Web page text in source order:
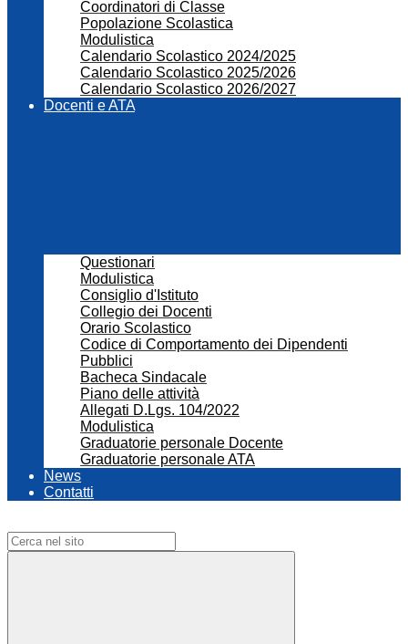
Coordinatori di Classe
Popolazione Scolastica
Modulistica
Calendario Scolastico 2024/2025
Calendario Scolastico 2025/2026
Calendario Scolastico 2026/2027
Docenti e ATA
Questionari
Modulistica
Consiglio d'Istituto
Collegio dei Docenti
Orario Scolastico
Codice di Comportamento dei Dipendenti
Pubblici
Bacheca Sindacale
Piano delle attività
Allegati D.Lgs. 104/2022
Modulistica
Graduatorie personale Docente
Graduatorie personale ATA
News
Contatti